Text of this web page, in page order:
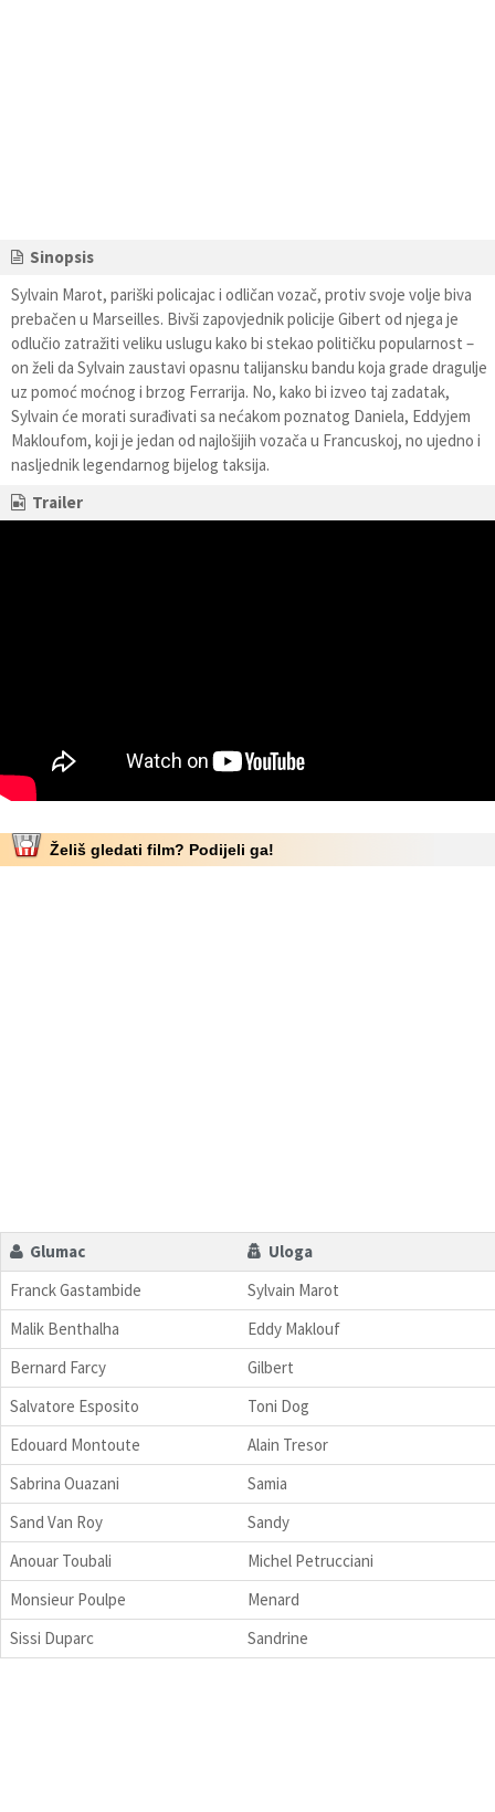
Sinopsis
Sylvain Marot, pariški policajac i odličan vozač, protiv svoje volje biva
prebačen u Marseilles. Bivši zapovjednik policije Gibert od njega je
odlučio zatražiti veliku uslugu kako bi stekao političku popularnost –
on želi da Sylvain zaustavi opasnu talijansku bandu koja grade dragulje
uz pomoć moćnog i brzog Ferrarija. No, kako bi izveo taj zadatak,
Sylvain će morati surađivati sa nećakom poznatog Daniela, Eddyjem
Makloufom, koji je jedan od najlošijih vozača u Francuskoj, no ujedno i
nasljednik legendarnog bijelog taksija.
Trailer
Želiš gledati film? Podijeli ga!
Glumac
Uloga
Franck Gastambide
Sylvain Marot
Malik Benthalha
Eddy Maklouf
Bernard Farcy
Gilbert
Salvatore Esposito
Toni Dog
Edouard Montoute
Alain Tresor
Sabrina Ouazani
Samia
Sand Van Roy
Sandy
Anouar Toubali
Michel Petrucciani
Monsieur Poulpe
Menard
Sissi Duparc
Sandrine